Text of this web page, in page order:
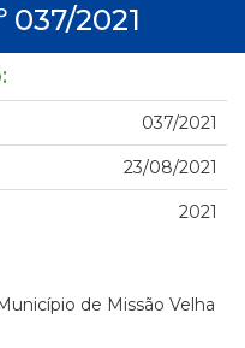
037/2021
037/2021
23/08/2021
2021
de Missão Velha